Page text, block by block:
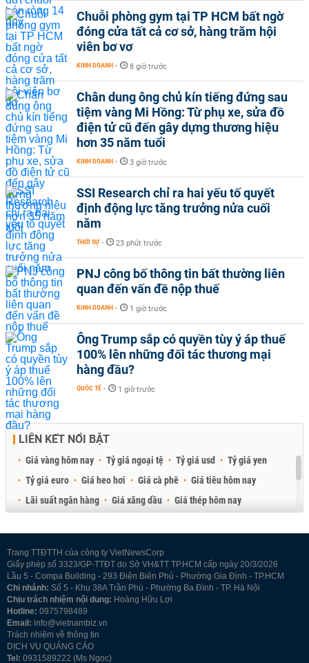
Chuỗi phòng gym tại TP HCM bất ngờ
đóng cửa tất cả cơ sở, hàng trăm hội
viên bơ vơ
KINH DOANH - 8 giờ trước
Chân dung ông chủ kín tiếng đứng sau
tiệm vàng Mi Hồng: Từ phụ xe, sửa đồ
điện tử cũ đến gây dựng thương hiệu
hơn 35 năm tuổi
KINH DOANH - 3 giờ trước
SSI Research chỉ ra hai yếu tố quyết
định động lực tăng trưởng nửa cuối
năm
THỜI SỰ - 23 phút trước
PNJ công bố thông tin bất thường liên
quan đến vấn đề nộp thuế
KINH DOANH - 1 giờ trước
Ông Trump sắp có quyền tùy ý áp thuế
100% lên những đối tác thương mại
hàng đầu?
QUỐC TẾ - 1 giờ trước
LIÊN KẾT NỔI BẬT
Giá vàng hôm nay Tỷ giá ngoại tệ Tỷ giá usd
Tỷ giá yen
Tỷ giá euro
Giá heo hơi Giá cà phê
Giá tiêu hôm nay
Lãi suất ngân hàng
Giá xăng dầu
Giá thép hôm nay
Trang TTĐTTH của công ty VietNewsCorp
Giấy phép số 3323/GP-TTĐT do Sở VH&TT TP.HCM cấp ngày 20/3/2026
Lầu 5 - Compa Building - 293 Điện Biên Phủ - Phường Gia Định - TP.HCM
Chi nhánh: Số 5 - Khu 38A Trần Phú - Phường Ba Đình - TP. Hà Nội
Chịu trách nhiệm nội dung: Hoàng Hữu Lợi
Hotline: 0975798489
Email: info@vietnambiz.vn
Trách nhiệm về thông tin
DỊCH VỤ QUẢNG CÁO
Tel: 0931589222 (Ms Ngọc)